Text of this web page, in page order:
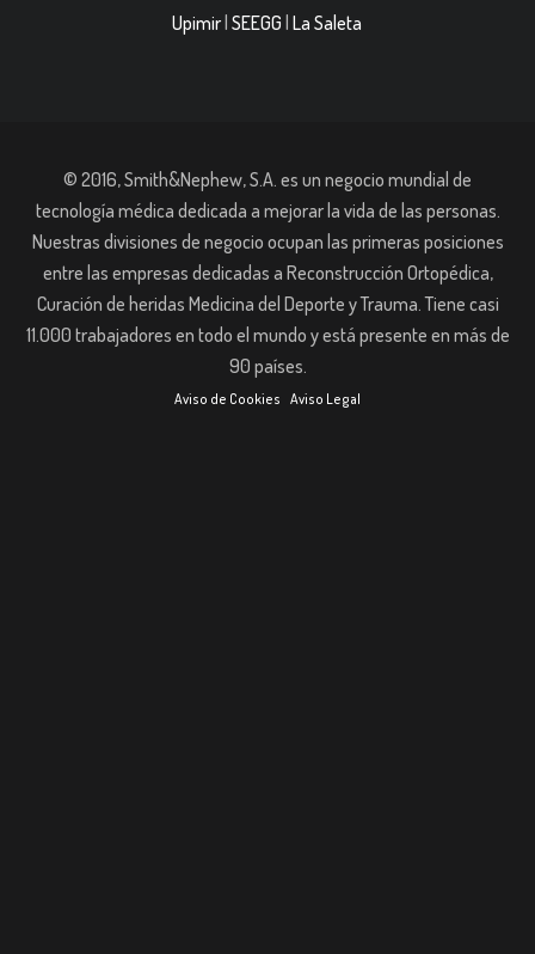
Upimir|SEEGG |La Saleta
© 2016, Smith&Nephew, S.A. es un negocio mundial de
tecnología médica dedicada a mejorar la vida de las personas.
Nuestras divisiones de negocio ocupan las primeras posiciones
entre las empresas dedicadas a Reconstrucción Ortopédica,
Curación de heridas Medicina del Deporte y Trauma. Tiene casi
11.000 trabajadores en todo el mundo y está presente en más de
90 países.
Aviso de Cookies Aviso Legal